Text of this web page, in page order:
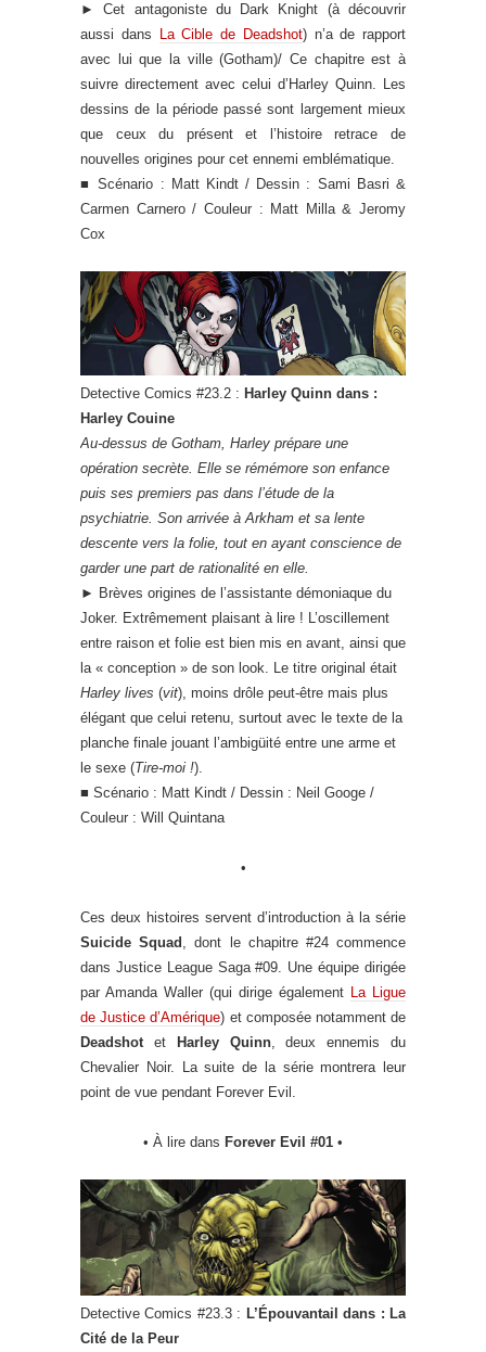
►
Cet antagoniste du Dark Knight (à découvrir
aussi dans
La Cible de Deadshot) n’a de rapport
avec lui que la ville (Gotham)/ Ce chapitre est à
suivre directement avec celui d’Harley Quinn. Les
dessins de la période passé sont largement mieux
que ceux du présent et l’histoire retrace de
nouvelles origines pour cet ennemi emblématique.
■ Scénario : Matt Kindt / Dessin : Sami Basri &
Carmen Carnero / Couleur : Matt Milla & Jeromy
Cox
Detective Comics #23.2 : Harley Quinn dans :
Harley Couine
Au-dessus de Gotham, Harley prépare une
opération secrète. Elle se rémémore son enfance
puis ses premiers pas dans l’étude de la
psychiatrie. Son arrivée à Arkham et sa lente
descente vers la folie, tout en ayant conscience de
garder une part de rationalité en elle.
► Brèves origines de l’assistante démoniaque du
Joker. Extrêmement plaisant à lire ! L’oscillement
entre raison et folie est bien mis en avant, ainsi que
la « conception » de son look. Le titre original était
Harley lives (vit), moins drôle peut-être mais plus
élégant que celui retenu, surtout avec le texte de la
planche finale jouant l’ambigüité entre une arme et
le sexe (Tire-moi !).
■ Scénario : Matt Kindt / Dessin : Neil Googe /
Couleur : Will Quintana
•
Ces deux histoires servent d’introduction à la série
Suicide Squad , dont le chapitre #24 commence
dans Justice League Saga #09. Une équipe dirigée
par Amanda Waller (qui dirige également La Ligue
de Justice d’Amérique) et composée notamment de
Deadshotet Harley Quinn, deux ennemis du
Chevalier Noir. La suite de la série montrera leur
point de vue pendant Forever Evil.
• À lire dans Forever Evil #01 •
Detective Comics #23.3 : L’Épouvantail dans : La
Cité de la Peur